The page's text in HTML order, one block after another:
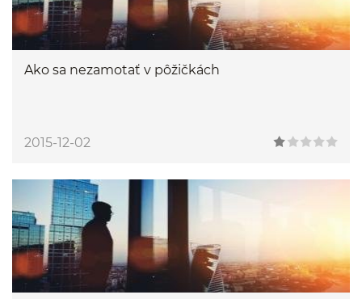
Ako sa nezamotať v pôžičkách
2015-12-02